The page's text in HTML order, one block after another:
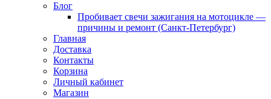
Блог
Пробивает свечи зажигания на мотоцикле —
причины и ремонт (Санкт-Петербург)
Главная
Доставка
Контакты
Корзина
Личный кабинет
Магазин